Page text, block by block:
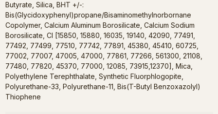
Butyrate, Silica, BHT +/-:
Bis(Glycidoxyphenyl)propane/Bisaminomethylnorbornane
Copolymer, Calcium Aluminum Borosilicate, Calcium Sodium
Borosilicate, CI [15850, 15880, 16035, 19140, 42090, 77491,
77492, 77499, 77510, 77742, 77891, 45380, 45410, 60725,
77002, 77007, 47005, 47000, 77861, 77266, 561300, 21108,
77480, 77820, 45370, 77000, 12085, 73915,12370], Mica,
Polyethylene Terephthalate, Synthetic Fluorphlogopite,
Polyurethane-33, Polyurethane-11, Bis(T-Butyl Benzoxazolyl)
Thiophene